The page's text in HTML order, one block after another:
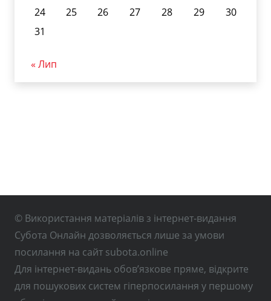
24
25 26 27 28 29
30
31
« Лип
© Використання матеріалів з інтернет-видання
Субота Онлайн дозволяється лише за умови
посилання на сайт subota.online
Для інтернет-видань обов’язкове пряме, відкрите
для пошукових систем гіперпосилання у першому